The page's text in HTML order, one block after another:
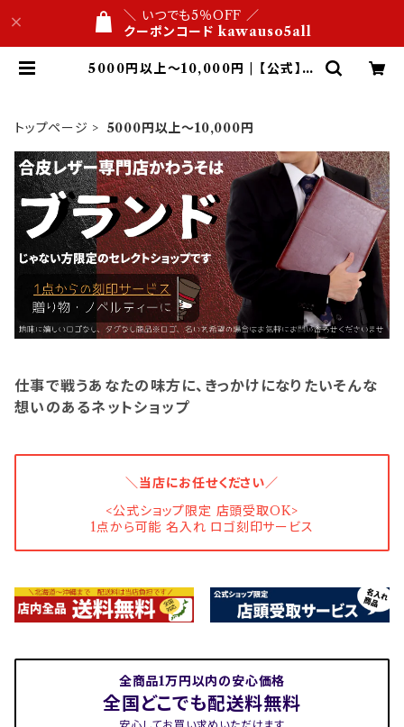
＼ いつでも5％OFF ／
クーポンコード kawauso5all
5000円以上～10,000円 | 【公式】ネ
トップページ
5000円以上～10,000円
仕事で戦うあなたの味方に、きっかけになりたいそんな
想いのあるネットショップ
＼当店にお任せください／
<公式ショップ限定 店頭受取OK>
1点から可能 名入れ ロゴ刻印サービス
全商品1万円以内の安心価格
全国どこでも配送料無料